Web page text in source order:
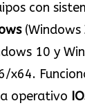
con
(Windows
10 y
x64.
operativo